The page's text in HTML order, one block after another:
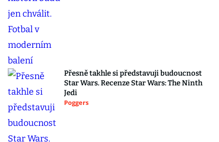
Přesně takhle si představuji budoucnost
Star Wars. Recenze Star Wars: The Ninth
Jedi
Poggers